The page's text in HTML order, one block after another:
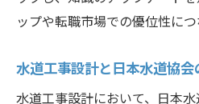
ップや転職市場での優位性につ
水道工事設計と日本水道協
水道工事設計において、日本